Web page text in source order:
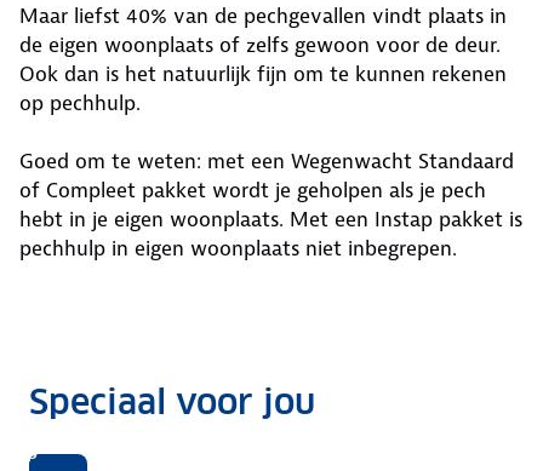
Maar liefst 40% van de pechgevallen vindt plaats in
de eigen woonplaats of zelfs gewoon voor de deur.
Ook dan is het natuurlijk fijn om te kunnen rekenen
op pechhulp.
Goed om te weten: met een Wegenwacht Standaard
of Compleet pakket wordt je geholpen als je pech
hebt in je eigen woonplaats. Met een Instap pakket is
pechhulp in eigen woonplaats niet inbegrepen.
Speciaal voor jou
op